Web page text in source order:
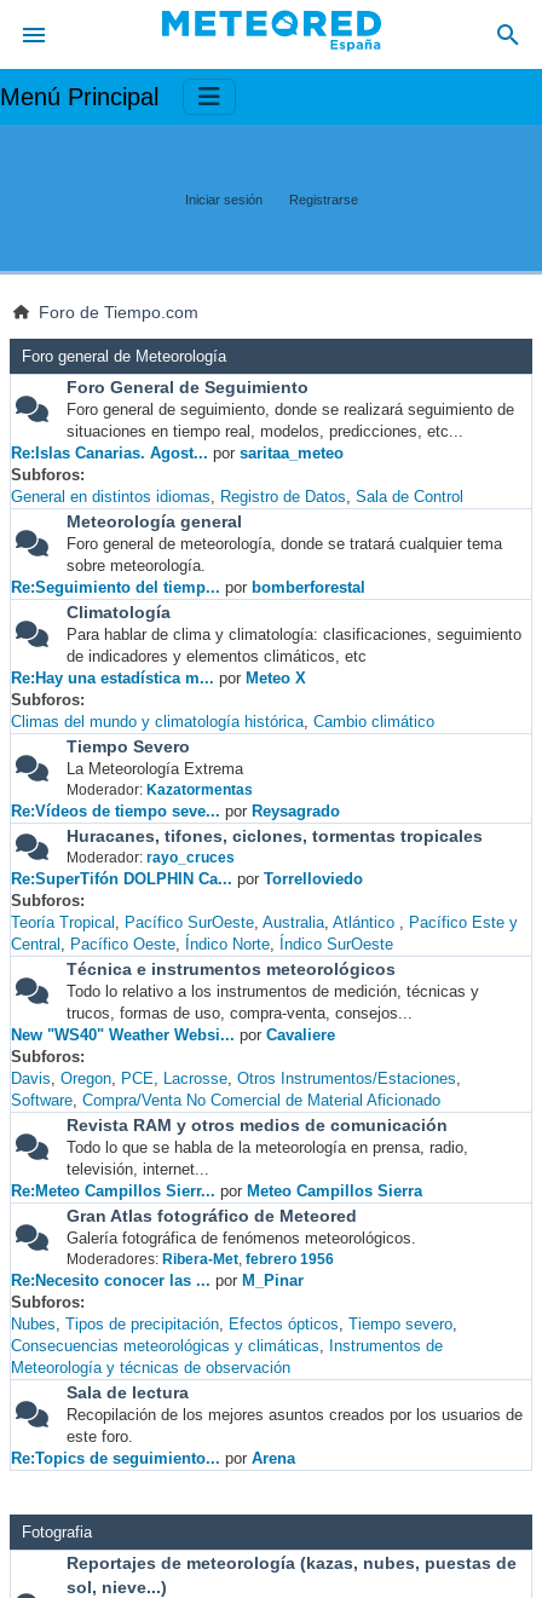
Menú Principal
Iniciar sesión Registrarse
Foro de Tiempo.com
Foro general de Meteorología
Foro General de Seguimiento
Foro general de seguimiento, donde se realizará seguimiento de
situaciones en tiempo real, modelos, predicciones, etc...
Re:Islas Canarias. Agost... por saritaa_meteo
Subforos
General en distintos idiomas
Registro de Datos Sala de Control
Meteorología general
Foro general de meteorología, donde se tratará cualquier tema
sobre meteorología.
Re:Seguimiento del tiemp... por bomberforestal
Climatología
Para hablar de clima y climatología: clasificaciones, seguimiento
de indicadores y elementos climáticos, etc
Re:Hay una estadística m... por Meteo X
Subforos
Climas del mundo y climatología histórica Cambio climático
Tiempo Severo
La Meteorología Extrema
Moderador: Kazatormentas
Re:Vídeos de tiempo seve... por Reysagrado
Huracanes, tifones, ciclones, tormentas tropicales
Moderador: rayo_cruces
Re:SuperTifón DOLPHIN Ca... por Torrelloviedo
Subforos
Teoría Tropical
Pacífico SurOeste Australia Atlántico
Pacífico Este y
Central
Pacífico Oeste Índico Norte Índico SurOeste
Técnica e instrumentos meteorológicos
Todo lo relativo a los instrumentos de medición, técnicas y
trucos, formas de uso, compra-venta, consejos...
New "WS40" Weather Websi... por Cavaliere
Subforos
Davis Oregon PCE Lacrosse Otros Instrumentos/Estaciones
Software Compra/Venta No Comercial de Material Aficionado
Revista RAM y otros medios de comunicación
Todo lo que se habla de la meteorología en prensa, radio,
televisión, internet...
Re:Meteo Campillos Sierr... por Meteo Campillos Sierra
Gran Atlas fotográfico de Meteored
Galería fotográfica de fenómenos meteorológicos.
Moderadores: Ribera-Met, febrero 1956
Re:Necesito conocer las ... por M_Pinar
Subforos
Nubes Tipos de precipitación Efectos ópticos Tiempo severo
Consecuencias meteorológicas y climáticas
Instrumentos de
Meteorología y técnicas de observación
Sala de lectura
Recopilación de los mejores asuntos creados por los usuarios de
este foro.
Re:Topics de seguimiento... por Arena
Fotografia
Reportajes de meteorología (kazas, nubes, puestas de
sol, nieve...)